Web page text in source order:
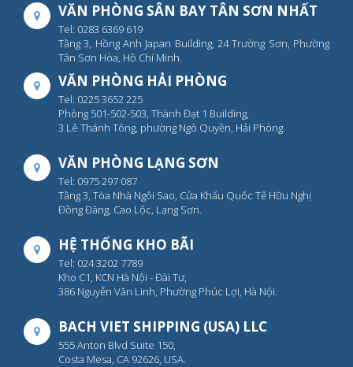
VĂN PHÒNG SÂN BAY TÂN SƠN NHẤT
Tel: 0283 6369 619
Tầng 3, Hồng Anh Japan Building, 24 Trường Sơn, Phường
Tân Sơn Hòa, Hồ Chí Minh.
VĂN PHÒNG HẢI PHÒNG
Tel: 0225 3652 225
Phòng 501-502-503, Thành Đạt 1 Building,
3 Lê Thánh Tông, phường Ngô Quyền, Hải Phòng.
VĂN PHÒNG LẠNG SƠN
Tel: 0975 297 087
Tầng 3, Tòa Nhà Ngôi Sao, Cửa Khẩu Quốc Tế Hữu Nghị
Đồng Đăng, Cao Lộc, Lạng Sơn.
HỆ THỐNG KHO BÃI
Tel: 024 3202 7789
Kho C1, KCN Hà Nội - Đài Tư,
386 Nguyễn Văn Linh, Phường Phúc Lợi, Hà Nội.
BACH VIET SHIPPING (USA) LLC
555 Anton Blvd Suite 150,
Costa Mesa, CA 92626, USA.